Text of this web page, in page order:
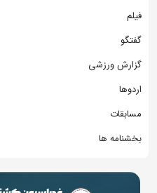
فیلم
گفتگو
گزارش ورزشی
اردوها
مسابقات
بخشنامه ها